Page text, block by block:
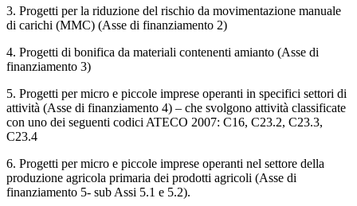
3. Progetti per la riduzione del rischio da movimentazione manuale
di carichi (MMC) (Asse di finanziamento 2)
4. Progetti di bonifica da materiali contenenti amianto (Asse di
finanziamento 3)
5. Progetti per micro e piccole imprese operanti in specifici settori di
attività (Asse di finanziamento 4) – che svolgono attività classificate
con uno dei seguenti codici ATECO 2007: C16, C23.2, C23.3,
C23.4
6. Progetti per micro e piccole imprese operanti nel settore della
produzione agricola primaria dei prodotti agricoli (Asse di
finanziamento 5- sub Assi 5.1 e 5.2).